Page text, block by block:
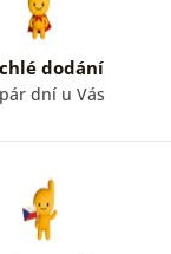
dodání
dní u Vás